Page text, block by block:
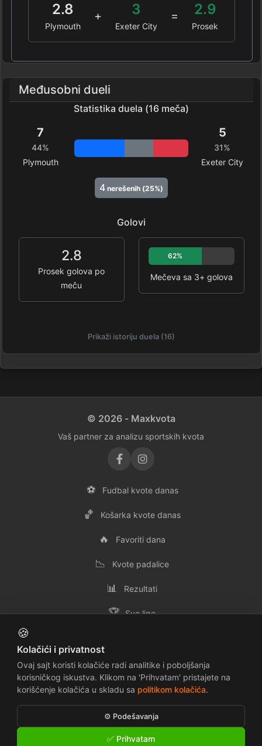
2.8
Plymouth
+ 3
Exeter City
= 2.9
Prosek
Međusobni dueli
Statistika duela (16 meča)
7
44%
Plymouth
5
31%
Exeter City
4 nerešenih (25%)
Golovi
2.8
Prosek golova po
meču
62%
Mečeva sa 3+ golova
Prikaži istoriju duela (16)
© 2026 - Maxkvota
Vaš partner za analizu sportskih kvota
⚽ Fudbal kvote danas
🏀 Košarka kvote danas
🔥 Favoriti dana
📉 Kvote padalice
📊 Rezultati
🏆 Sve lige
✉️ Kontakt
📜 Uslovi korišćenja 🔒
🍪 Politika kolačića ⚠️ Odricanje odgovornosti
🍪
Kolačići i privatnost
Ovaj sajt koristi kolačiće radi analitike i poboljšanja
korisničkog iskustva. Klikom na 'Prihvatam' pristajete na
korišćenje kolačića u skladu sa politikom kolačića.
⚙️ Podešavanja
✅ Prihvatam